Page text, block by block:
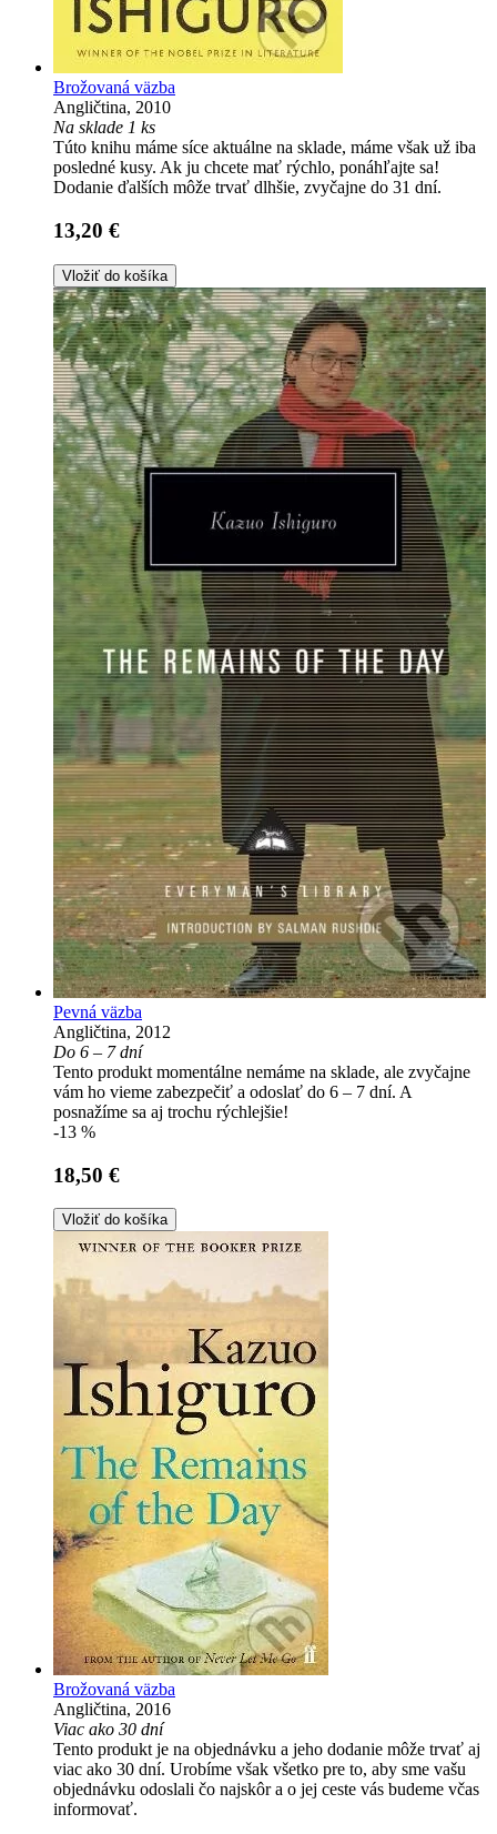
Brožovaná väzba
Angličtina, 2010
Na sklade 1 ks
Túto knihu máme síce aktuálne na sklade, máme však už iba
posledné kusy. Ak ju chcete mať rýchlo, ponáhľajte sa!
Dodanie ďalších môže trvať dlhšie, zvyčajne do 31 dní.
13,20 €
Vložiť do košíka
Pevná väzba
Angličtina, 2012
Do 6 – 7 dní
Tento produkt momentálne nemáme na sklade, ale zvyčajne
vám ho vieme zabezpečiť a odoslať do 6 – 7 dní. A
posnažíme sa aj trochu rýchlejšie!
-13 %
18,50 €
Vložiť do košíka
Brožovaná väzba
Angličtina, 2016
Viac ako 30 dní
Tento produkt je na objednávku a jeho dodanie môže trvať aj
viac ako 30 dní. Urobíme však všetko pre to, aby sme vašu
objednávku odoslali čo najskôr a o jej ceste vás budeme včas
informovať.